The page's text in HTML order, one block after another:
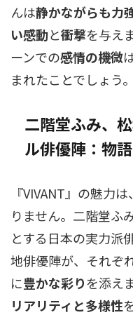
んは静かながらも力
い感動と衝撃を与え
ーンでの感情の機微
まれたことでしょう。
二階堂ふみ、
ル俳優陣：物
『VIVANT』の魅力
りません。二階堂ふ
とする日本の実力派
地俳優陣が、それぞ
に豊かな彩りを添え
リアリティと多様性